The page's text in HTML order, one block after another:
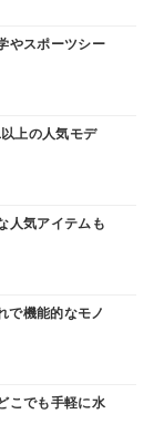
やスポーツシー
上の人気モデ
人気アイテムも
で機能的なモノ
こでも手軽に水